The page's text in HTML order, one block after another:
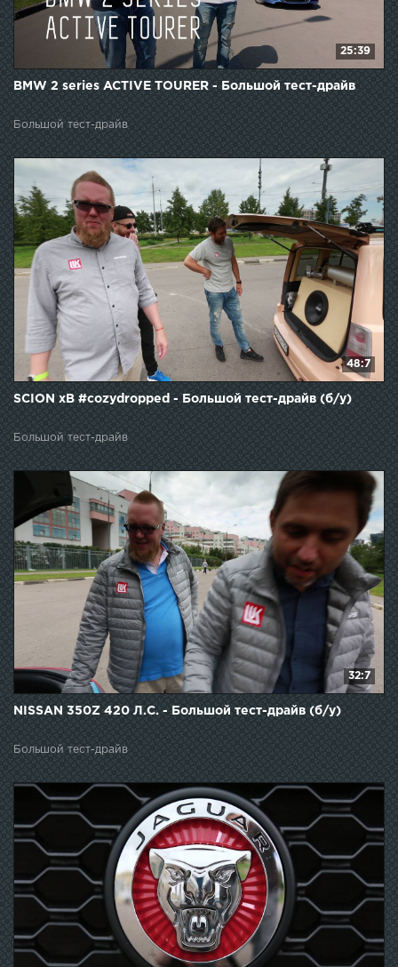
25:39
BMW 2 series ACTIVE TOURER - Большой тест-драйв
Большой тест-драйв
48:7
SCION xB #cozydropped - Большой тест-драйв (б/у)
Большой тест-драйв
32:7
NISSAN 350Z 420 Л.С. - Большой тест-драйв (б/у)
Большой тест-драйв